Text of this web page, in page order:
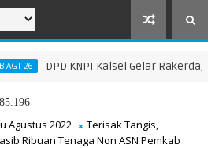
DPD KNPI Kalsel Gelar Rakerda,
Agustus 2022
Terisak Tangis,
Ribuan Tenaga Non ASN Pemkab